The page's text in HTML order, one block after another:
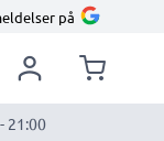
på
21:00